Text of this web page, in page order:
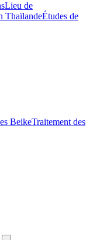
Lieu de
ThaïlandeÉtudes de
BeikeTraitement des